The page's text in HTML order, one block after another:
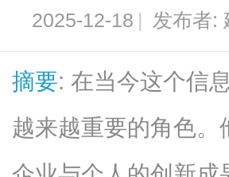
2025-12-18 | 发布者:
摘要: 在当今这个信
越来越重要的角色